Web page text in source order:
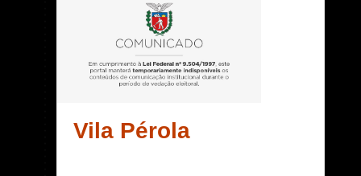
Vila Pérola